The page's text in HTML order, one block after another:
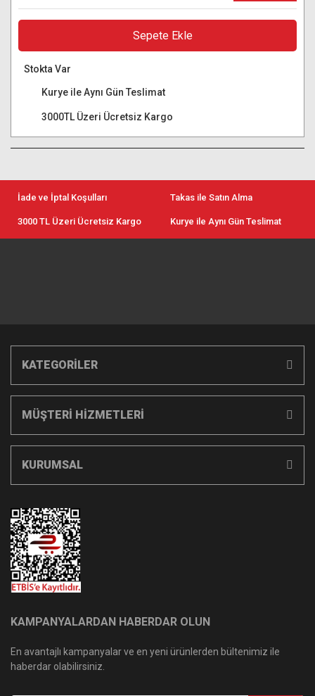
Sepete Ekle
Stokta Var
Kurye ile Aynı Gün Teslimat
3000TL Üzeri Ücretsiz Kargo
İade ve İptal Koşulları Takas ile Satın Alma
3000 TL Üzeri Ücretsiz Kargo Kurye ile Aynı Gün Teslimat
KATEGORİLER
MÜŞTERİ HİZMETLERİ
KURUMSAL
KAMPANYALARDAN HABERDAR OLUN
En avantajlı kampanyalar ve en yeni ürünlerden bültenimiz ile
haberdar olabilirsiniz.